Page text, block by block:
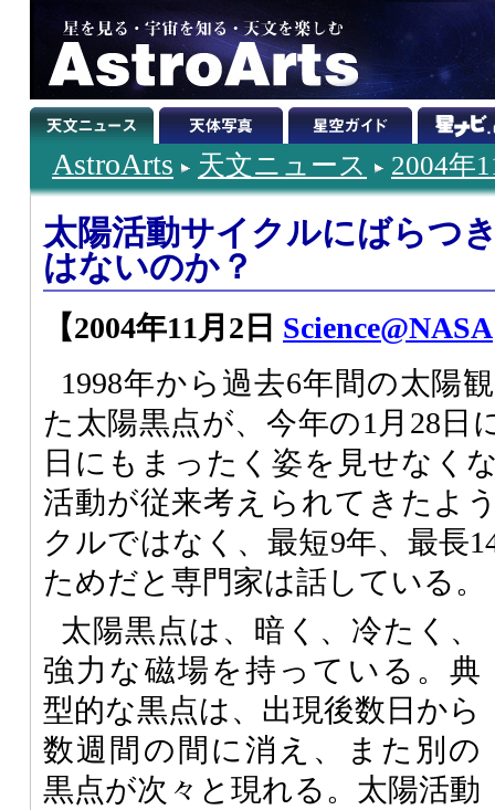
AstroArts 天文ニュース 2004年
太陽活動サイクルにばらつ
はないのか？
【2004年11月2日 Science@NASA
1998年から過去6年間の太陽
た太陽黒点が、今年の1月28日
日にもまったく姿を見せなく
活動が従来考えられてきたよ
クルではなく、最短9年、最長
ためだと専門家は話している。
太陽黒点は、暗く、冷たく、
強力な磁場を持っている。典
型的な黒点は、出現後数日から
数週間の間に消え、また別の
黒点が次々と現れる。太陽活動